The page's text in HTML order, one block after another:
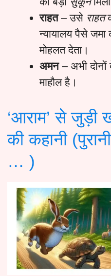
राहत– उसे राहत
न्यायालय पैसे
मोहलत देता।
अमन– अभी दोनों
माहौल है।
‘आराम’ से
की कहानी
… )